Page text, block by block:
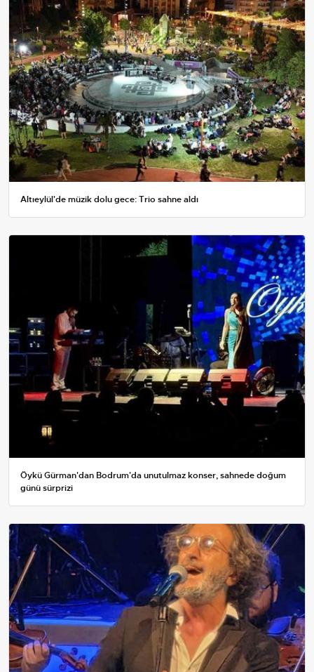
Altıeylül'de müzik dolu gece: Trio sahne aldı
Öykü Gürman'dan Bodrum'da unutulmaz konser, sahnede doğum
günü sürprizi